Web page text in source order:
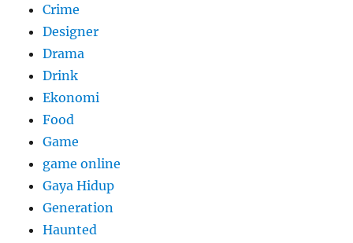
Crime
Designer
Drama
Drink
Ekonomi
Food
Game
game online
Gaya Hidup
Generation
Haunted